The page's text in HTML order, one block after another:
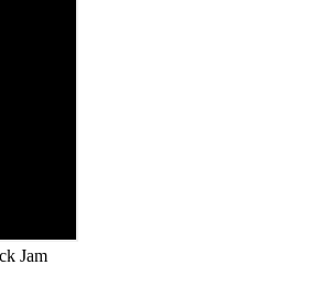
Jam